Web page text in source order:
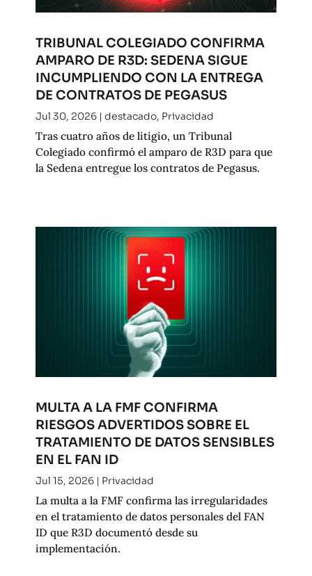
TRIBUNAL COLEGIADO CONFIRMA
AMPARO DE R3D: SEDENA SIGUE
INCUMPLIENDO CON LA ENTREGA
DE CONTRATOS DE PEGASUS
Jul 30, 2026| destacado, Privacidad
Tras cuatro años de litigio, un Tribunal
Colegiado confirmó el amparo de R3D para que
la Sedena entregue los contratos de Pegasus.
MULTA A LA FMF CONFIRMA
RIESGOS ADVERTIDOS SOBRE EL
TRATAMIENTO DE DATOS SENSIBLES
EN EL FAN ID
Jul 15, 2026| Privacidad
La multa a la FMF confirma las irregularidades
en el tratamiento de datos personales del FAN
ID que R3D documentó desde su
implementación.